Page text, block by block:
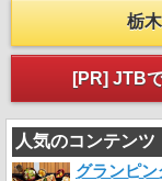
栃
[PR] JTB
人気のコンテンツ
グランピン